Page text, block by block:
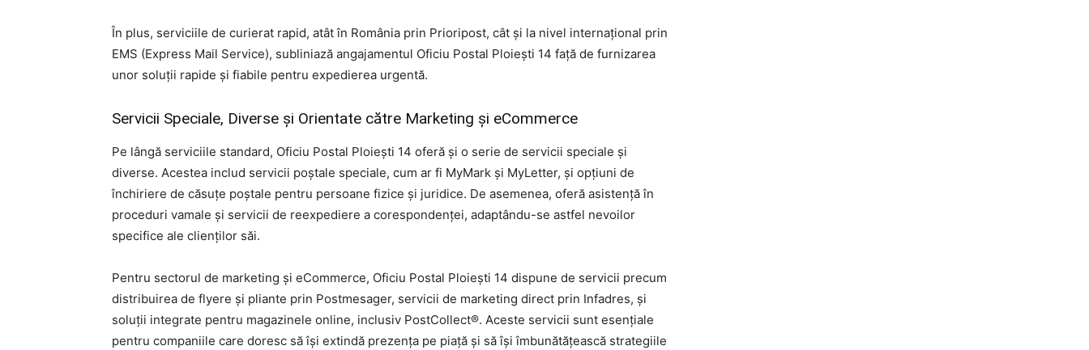
În plus, serviciile de curierat rapid, atât în România prin Prioripost, cât și la nivel internațional prin
EMS (Express Mail Service), subliniază angajamentul Oficiu Postal Ploieşti 14 față de furnizarea
unor soluții rapide și fiabile pentru expedierea urgentă.
Servicii Speciale, Diverse și Orientate către Marketing și eCommerce
Pe lângă serviciile standard, Oficiu Postal Ploieşti 14 oferă și o serie de servicii speciale și
diverse. Acestea includ servicii poștale speciale, cum ar fi MyMark și MyLetter, și opțiuni de
închiriere de căsuțe poștale pentru persoane fizice și juridice. De asemenea, oferă asistență în
proceduri vamale și servicii de reexpediere a corespondenței, adaptându-se astfel nevoilor
specifice ale clienților săi.
Pentru sectorul de marketing și eCommerce, Oficiu Postal Ploieşti 14 dispune de servicii precum
distribuirea de flyere și pliante prin Postmesager, servicii de marketing direct prin Infadres, și
soluții integrate pentru magazinele online, inclusiv PostCollect®. Aceste servicii sunt esențiale
pentru companiile care doresc să își extindă prezența pe piață și să își îmbunătățească strategiile